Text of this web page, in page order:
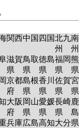
関西中国 四国北九
州
州
滋賀
県
京都
府
大阪
府
兵庫
鳥取
県
島根
県
岡山
県
広島
徳島
県
香川
県
愛媛
県
高知
福岡
県
佐賀
県
長崎
県
大分
島